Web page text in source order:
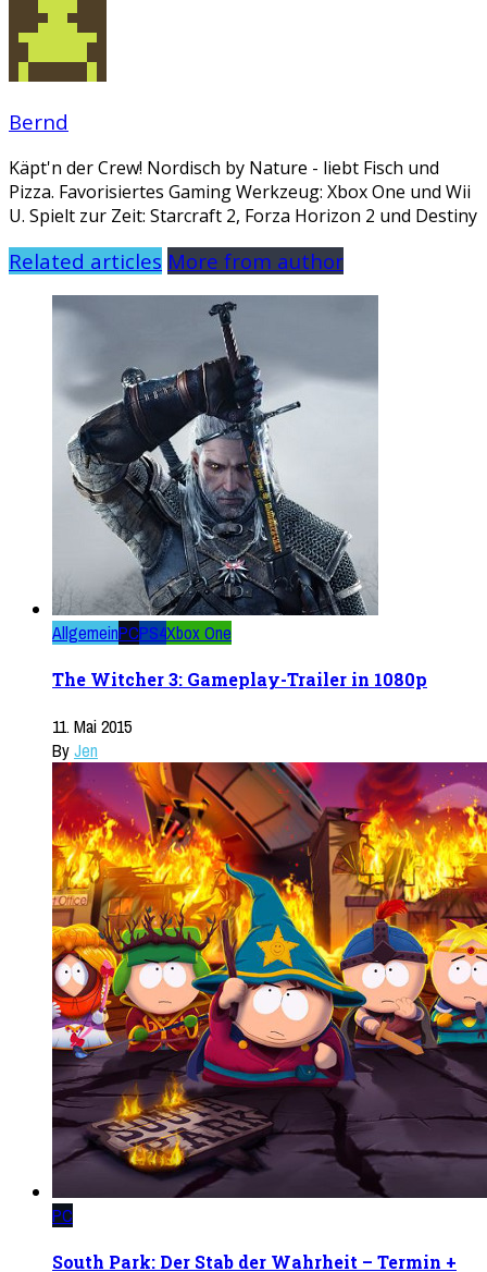
Bernd
Käpt'n der Crew! Nordisch by Nature - liebt Fisch und
Pizza. Favorisiertes Gaming Werkzeug: Xbox One und Wii
U. Spielt zur Zeit: Starcraft 2, Forza Horizon 2 und Destiny
Related articles More from author
AllgemeinPCPS4Xbox One
The Witcher 3: Gameplay-Trailer in 1080p
11. Mai 2015
ByJen
PC
South Park: Der Stab der Wahrheit – Termin +